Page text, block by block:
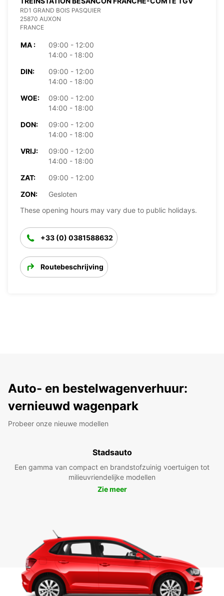
RD1 GRAND BOIS PASQUIER
25870 AUXON
FRANCE
MA :
09:00 - 12:00
14:00 - 18:00
DIN:
09:00 - 12:00
14:00 - 18:00
WOE:
09:00 - 12:00
14:00 - 18:00
DON:
09:00 - 12:00
14:00 - 18:00
VRIJ:
09:00 - 12:00
14:00 - 18:00
ZAT:
09:00 - 12:00
ZON:
Gesloten
These opening hours may vary due to public holidays.
+33 (0) 0381588632
Routebeschrijving
Auto- en bestelwagenverhuur:
vernieuwd wagenpark
Probeer onze nieuwe modellen
Stadsauto
Een gamma van compact en brandstofzuinig voertuigen tot
milieuvriendelijke modellen
Zie meer